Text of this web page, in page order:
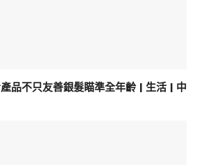
品不只友善銀髮瞄準全年齡 | 生活 | 中